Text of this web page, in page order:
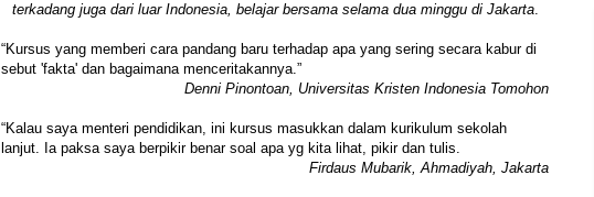
terkadang juga dari luar Indonesia, belajar bersama selama dua minggu di Jakarta.
“Kursus yang memberi cara pandang baru terhadap apa yang sering secara kabur di
sebut 'fakta' dan bagaimana menceritakannya.”
Denni Pinontoan, Universitas Kristen Indonesia Tomohon
“Kalau saya menteri pendidikan, ini kursus masukkan dalam kurikulum sekolah
lanjut. Ia paksa saya berpikir benar soal apa yg kita lihat, pikir dan tulis.
Firdaus Mubarik, Ahmadiyah, Jakarta